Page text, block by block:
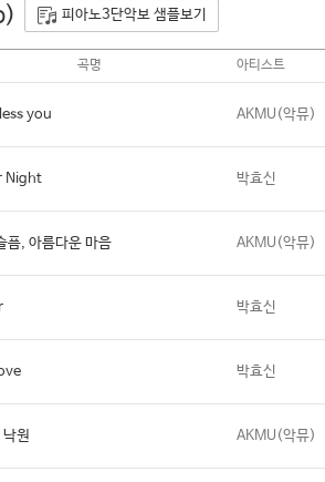
피아노3단악보 샘플보기
곡명 아티스트
you AKMU(악뮤)
Night 박효신
픔, 아름다운 마음 AKMU(악뮤)
박효신
박효신
원 AKMU(악뮤)